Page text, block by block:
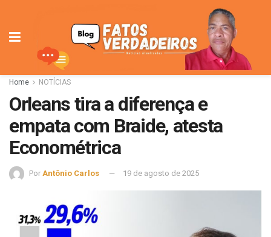
Home NOTÍCIAS
Orleans tira a diferença e
empata com Braide, atesta
Econométrica
Por Antônio Carlos 19 de agosto de 2025